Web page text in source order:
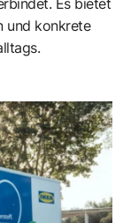
und konkrete